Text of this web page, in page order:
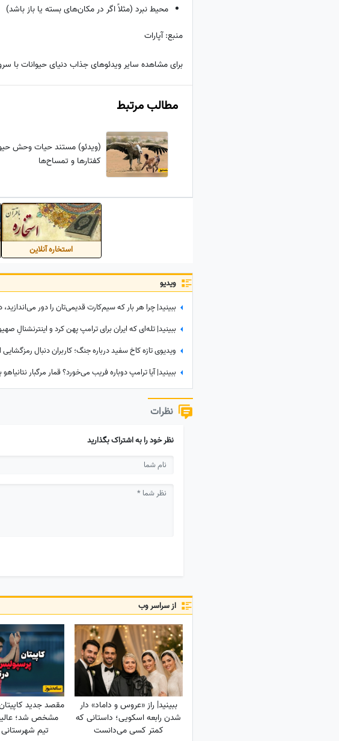
محیط نبرد (مثلاً اگر در مکان‌های بسته یا باز باشد)
منبع: آپارات
برای مشاهده سایر ویدئوهای جذاب دنیای حیوانات با
مطالب مرتبط
(ویدئو) مستند حیات وحش
کفتارها و تمساح‌ها
استخاره آنلاین
ویدیو
نظرات
نظر خود را به اشتراک بگذارید
از سراسر وب
ببینید| راز «عروس و داماد» دار
شدن رابعه اسکویی؛ داستانی که
کمتر کسی می‌دانست
مقصد جدید
مشخص شد؛
تیم